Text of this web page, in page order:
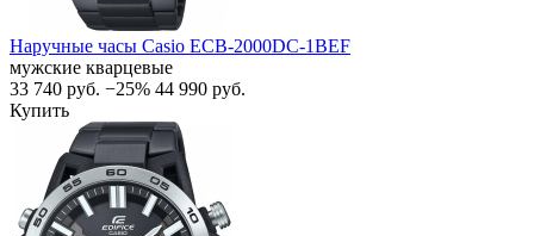
Наручные часы Casio ECB-2000DC-1BEF
мужские кварцевые
33 740 руб. −25% 44 990 руб.
Купить